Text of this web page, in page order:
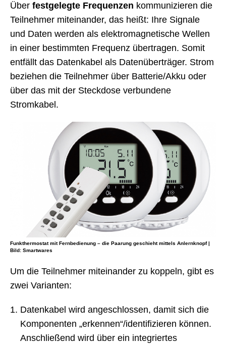
Nutzen Sie für das Ausschalten nicht nur die
Power-Taste oder Geräte-Fernbedienung, sondern
auch die Funk-Steckdosen-Fernbedienung, ist das
Gerät gänzlich vom Stromnetz getrennt. Die
Steckdose selbst hält den Kontakt zur
Fernbedienung, über Batterie oder Akku bezieht
sie ihre Energie. Da die Fernbedienungmehrere
Dosen ansteuern kann
verfügt, sind Sie auch nicht mehr
darauf angewiesen, alle Standby-Geräte über eine
Leiste zu schalten.
Über festgelegte Frequenzen kommunizieren die
Teilnehmer miteinander, das heißt: Ihre Signale
und Daten werden als elektromagnetische Wellen
in einer bestimmten Frequenz übertragen. Somit
entfällt das Datenkabel als Datenüberträger. Strom
beziehen die Teilnehmer über Batterie/Akku oder
über das mit der Steckdose verbundene
Stromkabel.
Funkthermostat mit Fernbedienung – die Paarung geschieht mittels Anlernknopf |
Bild: Smartwares
Um die Teilnehmer miteinander zu koppeln, gibt es
zwei Varianten:
Datenkabel wird angeschlossen, damit sich die
Komponenten „erkennen“/identifizieren können.
Anschließend wird über ein integriertes